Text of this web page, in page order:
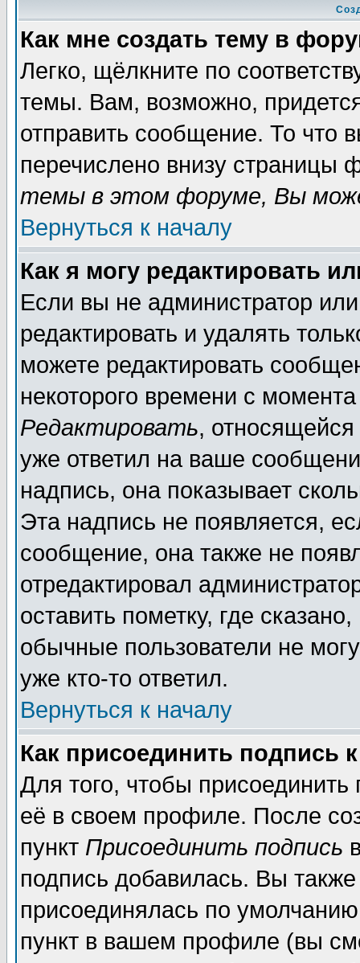
Как мне создать тему в
Легко, щёлкните по
темы. Вам, возможно,
отправить сообщение. То что
перечислено внизу страницы
темы в этом форуме, Вы
Вернуться к началу
Как я могу редактировать
Если вы не администратор
редактировать и удалять
можете редактировать
некоторого времени с
Редактировать,
уже ответил на ваше
надпись, она показывает
Эта надпись не появляется,
сообщение, она также не
отредактировал
оставить пометку, где
обычные пользователи не
уже кто-то ответил.
Вернуться к началу
Как присоединить подпись
Для того, чтобы
её в своем профиле. После
пункт Присоединить подпись
подпись добавилась. Вы
присоединялась по
пункт в вашем профиле (вы